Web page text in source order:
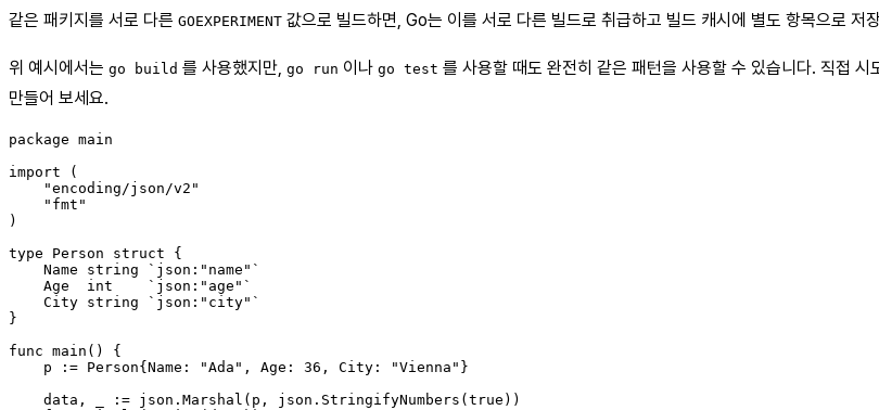
같은 패키지를 서로 다른 GOEXPERIMENT 값으로 빌드하면, Go는 이를 서로 다른 빌드로 취급하고 빌드 캐시에 별도 항목으로 저
위 예시에서는 go build 를 사용했지만, go run 이나 go test 를 사용할 때도 완전히 같은 패턴을 사용할 수 있습니다. 직접 시
만들어 보세요.
package main
import (
    "encoding/json/v2"
    "fmt"
)
type Person struct {
    Name string `json:"name"`
    Age  int    `json:"age"`
    City string `json:"city"`
}
func main() {
    p := Person{Name: "Ada", Age: 36, City: "Vienna"}
    data, _ := json.Marshal(p, json.StringifyNumbers(true))